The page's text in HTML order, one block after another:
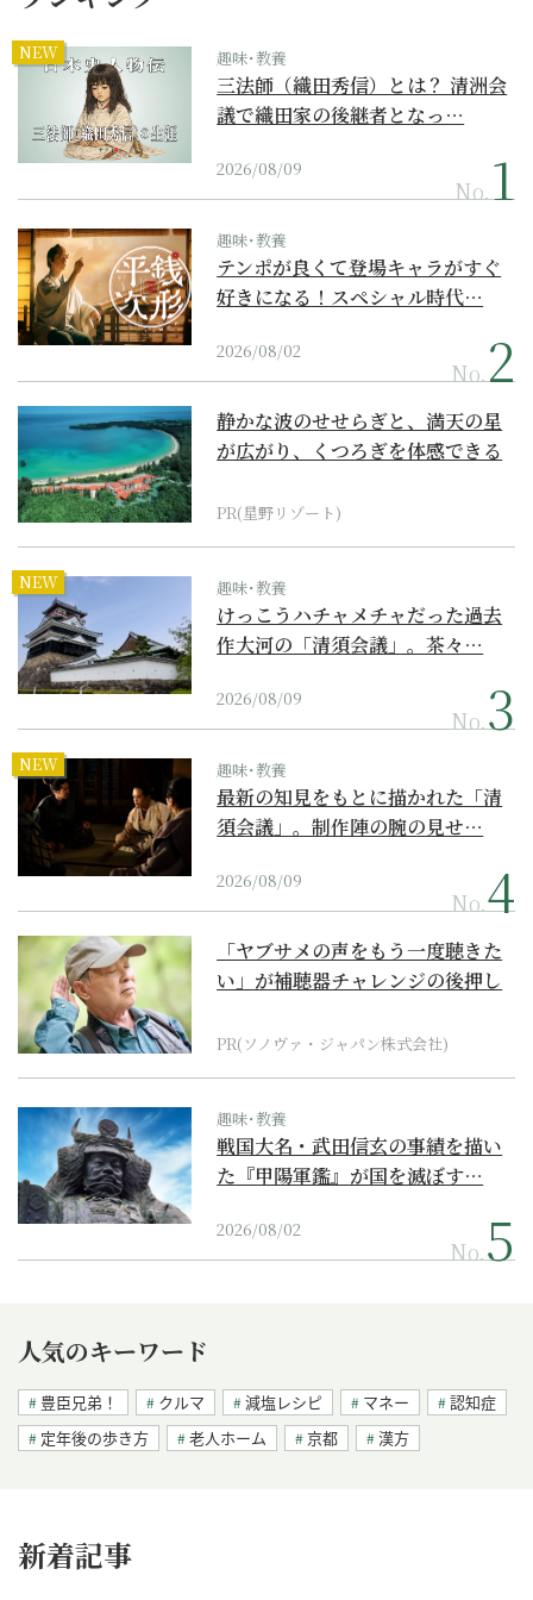
NEW 趣味･教養
三法師（織田秀信）とは？ 清洲会
議で織田家の後継者となっ…
2026/08/09
No.
趣味･教養
テンポが良くて登場キャラがすぐ
好きになる！スペシャル時代…
2026/08/02
No.
静かな波のせせらぎと、満天の星
が広がり、くつろぎを体感できる
PR(星野リゾート)
NEW 趣味･教養
けっこうハチャメチャだった過去
作大河の「清須会議」。茶々…
2026/08/09
No.
NEW 趣味･教養
最新の知見をもとに描かれた「清
須会議」。制作陣の腕の見せ…
2026/08/09
No.
「ヤブサメの声をもう一度聴きた
い」が補聴器チャレンジの後押し
PR(ソノヴァ・ジャパン株式会社)
趣味･教養
戦国大名・武田信玄の事績を描い
た『甲陽軍鑑』が国を滅ぼす…
2026/08/02
No.
人気のキーワード
豊臣兄弟！ クルマ 減塩レシピ マネー
認知症
定年後の歩き方
老人ホーム 京都 漢方
新着記事